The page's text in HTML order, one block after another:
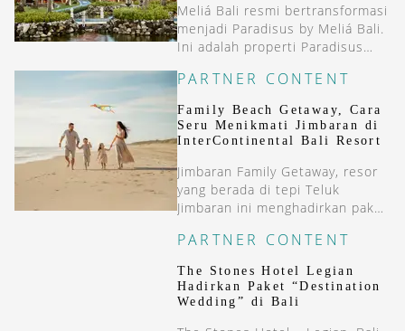
Meliá Bali resmi bertransformasi
menjadi Paradisus by Meliá Bali.
Ini adalah properti Paradisus
PARTNER CONTENT
Family Beach Getaway, Cara
Seru Menikmati Jimbaran di
InterContinental Bali Resort
Jimbaran Family Getaway, resor
yang berada di tepi Teluk
Jimbaran ini menghadirkan paket
menggabungkan kenyamanan
resort bintang lima dengan
beragam pengalaman khas Bali.
PARTNER CONTENT
The Stones Hotel Legian
Hadirkan Paket “Destination
Wedding” di Bali